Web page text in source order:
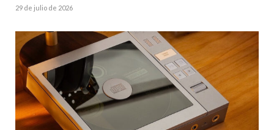
29 de julio de 2026